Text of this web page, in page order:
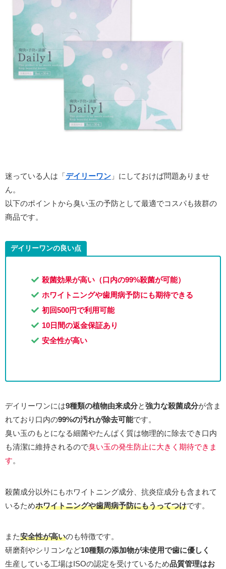
迷っている人は「デイリーワン 」にしておけば問題ありませ
ん。
以下のポイントから臭い玉の予防として最適でコスパも抜群の
商品です。
デイリーワンの良い点
殺菌効果が高い（口内の99%殺菌が可能）
ホワイトニングや歯周病予防にも期待できる
初回500円で利用可能
10日間の返金保証あり
安全性が高い
デイリーワンには9種類の植物由来成分と強力な殺菌成分が含ま
れており口内の99%の汚れが除去可能です。
臭い玉のもとになる細菌やたんぱく質は物理的に除去でき口内
も清潔に維持されるので臭い玉の発生防止に大きく期待できま
す。
殺菌成分以外にもホワイトニング成分、抗炎症成分も含まれて
いるためホワイトニングや歯周病予防にもうってつけです。
また安全性が高いのも特徴です。
研磨剤やシリコンなど10種類の添加物が未使用で歯に優しく
生産している工場はISOの認定を受けているため品質管理はお